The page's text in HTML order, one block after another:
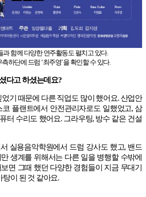
과 함께 다양한 연주활동도 펼치고 있다.
하단에 드럼 ‘최주영’을 확인할 수 있다.
다고 하셨는데요?
기 때문에 다른 직업도 많이 했어요. 산업안
플랜트에서 안전관리자로도 일했었고, 삼
터 수리도 했어요. 그라우팅, 방수 같은 건설
실용음악학원에서 드럼 강사도 했고, 밴드
생계를 위해서는 다른 일을 병행할 수밖에
면 그때 했던 다양한 경험들이 지금 무대기
탕이 된 것 같아요.